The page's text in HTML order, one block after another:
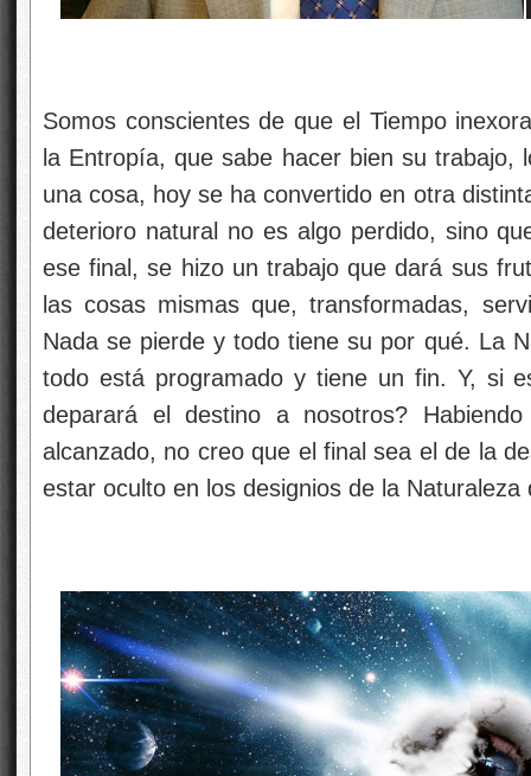
Somos conscientes de que el Tiempo
la Entropía, que sabe hacer bien su
una cosa, hoy se ha convertido en otra
deterioro natural no es algo perdido, sino
ese final, se hizo un trabajo que dará sus
las cosas mismas que, transformadas,
Nada se pierde y todo tiene su por qué. La
todo está programado y tiene un fin. Y, si
deparará el destino a nosotros?
alcanzado, no creo que el final sea el de la
estar oculto en los designios de la